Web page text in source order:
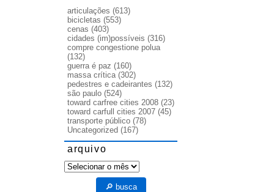
articulações (613)
bicicletas (553)
cenas (403)
cidades (im)possíveis (316)
compre congestione polua
(132)
guerra é paz (160)
massa crítica(302)
pedestres e cadeirantes (132)
são paulo (524)
toward carfree cities 2008 (23)
toward carfull cities 2007 (45)
transporte público (78)
Uncategorized (167)
arquivo
arquivo
🔎 busca